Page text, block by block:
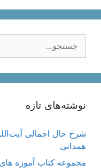
نوشته‌های تازه
شرح حال اجمالی
همدانی
مجموعه کتاب آموزه